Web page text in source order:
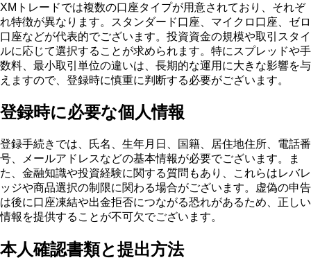
XMトレードでは複数の口座タイプが用意されており、それぞ
れ特徴が異なります。スタンダード口座、マイクロ口座、ゼロ
口座などが代表的でございます。投資資金の規模や取引スタイ
ルに応じて選択することが求められます。特にスプレッドや手
数料、最小取引単位の違いは、長期的な運用に大きな影響を与
えますので、登録時に慎重に判断する必要がございます。
登録時に必要な個人情報
登録手続きでは、氏名、生年月日、国籍、居住地住所、電話番
号、メールアドレスなどの基本情報が必要でございます。ま
た、金融知識や投資経験に関する質問もあり、これらはレバレ
ッジや商品選択の制限に関わる場合がございます。虚偽の申告
は後に口座凍結や出金拒否につながる恐れがあるため、正しい
情報を提供することが不可欠でございます。
本人確認書類と提出方法